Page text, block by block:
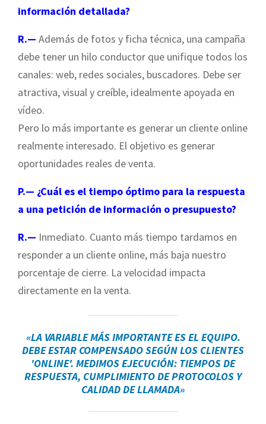
información detallada?
R.— Además de fotos y ficha técnica, una campaña
debe tener un hilo conductor que unifique todos los
canales: web, redes sociales, buscadores. Debe ser
atractiva, visual y creíble, idealmente apoyada en
vídeo.
Pero lo más importante es generar un cliente online
realmente interesado. El objetivo es generar
oportunidades reales de venta.
P.— ¿Cuál es el tiempo óptimo para la respuesta
a una petición de información o presupuesto?
R.— Inmediato. Cuanto más tiempo tardamos en
responder a un cliente online, más baja nuestro
porcentaje de cierre. La velocidad impacta
directamente en la venta.
«LA VARIABLE MÁS IMPORTANTE ES EL EQUIPO.
DEBE ESTAR COMPENSADO SEGÚN LOS CLIENTES
'ONLINE'. MEDIMOS EJECUCIÓN: TIEMPOS DE
RESPUESTA, CUMPLIMIENTO DE PROTOCOLOS Y
CALIDAD DE LLAMADA»